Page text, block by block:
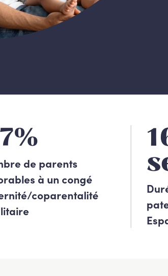
de parents
à un congé
coparentalité